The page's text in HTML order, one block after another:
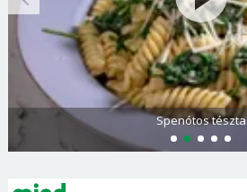
Spenótos tészta